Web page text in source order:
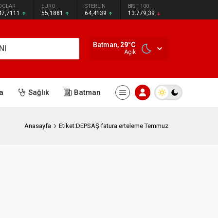
EURO
55,1881
STERLİN
64,4139
BIST 100
13.779,39
Batman, 29°C
Açık
Sağlık Batman
Anasayfa Etiket:DEPSAŞ fatura erteleme Temmuz